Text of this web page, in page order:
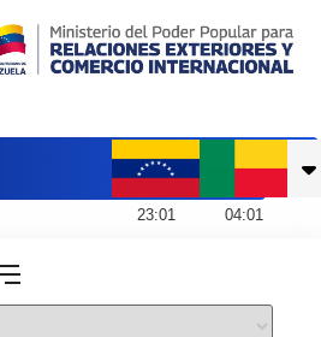
23:01 04:01